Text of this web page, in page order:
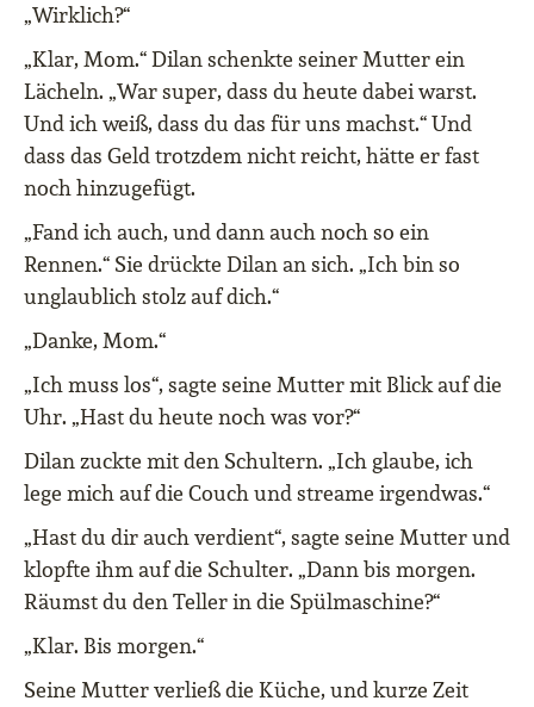
„Wirklich?“
„Klar, Mom.“ Dilan schenkte seiner Mutter ein
Lächeln. „War super, dass du heute dabei warst.
Und ich weiß, dass du das für uns machst.“ Und
dass das Geld trotzdem nicht reicht, hätte er fast
noch hinzugefügt.
„Fand ich auch, und dann auch noch so ein
Rennen.“ Sie drückte Dilan an sich. „Ich bin so
unglaublich stolz auf dich.“
„Danke, Mom.“
„Ich muss los“, sagte seine Mutter mit Blick auf die
Uhr. „Hast du heute noch was vor?“
Dilan zuckte mit den Schultern. „Ich glaube, ich
lege mich auf die Couch und streame irgendwas.“
„Hast du dir auch verdient“, sagte seine Mutter und
klopfte ihm auf die Schulter. „Dann bis morgen.
Räumst du den Teller in die Spülmaschine?“
„Klar. Bis morgen.“
Seine Mutter verließ die Küche, und kurze Zeit